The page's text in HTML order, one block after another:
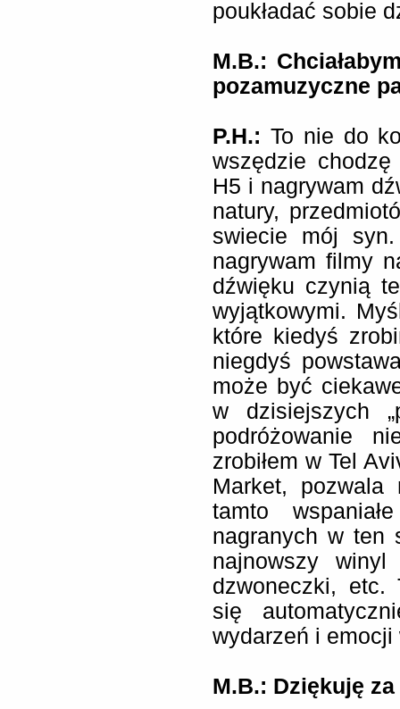
poukładać sobie
M.B.:
pozamuzyczne
P.H.: To nie do
wszędzie
H5 i nagrywam
natury,
swiecie mój
nagrywam filmy
dźwięku czynią
wyjątkowymi.
które kiedyś
niegdyś
może być
w dzisiejszych
podróżowanie
zrobiłem w Tel
Market,
tamto
nagranych w ten
najnowszy winyl
dzwoneczki, etc.
się
wydarzeń i
M.B.: Dziękuję